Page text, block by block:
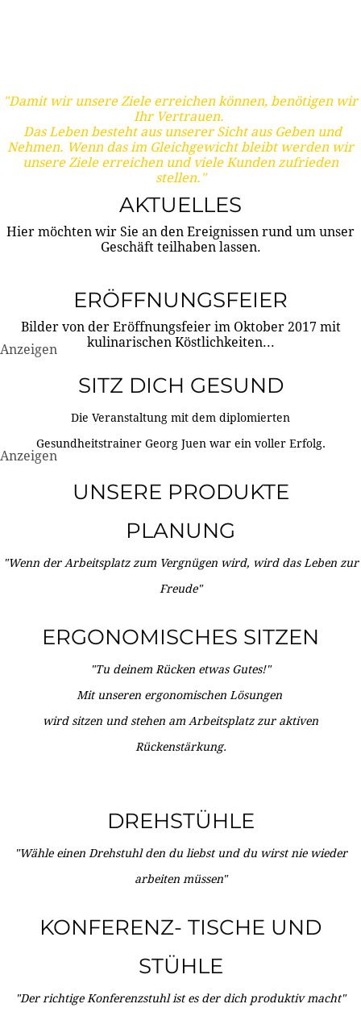
"Damit wir unsere Ziele erreichen können, benötigen wir
Ihr Vertrauen.
Das Leben besteht aus unserer Sicht aus Geben und
Nehmen. Wenn das im Gleichgewicht bleibt werden wir
unsere Ziele erreichen und viele Kunden zufrieden
stellen."
AKTUELLES
Hier möchten wir Sie an den Ereignissen rund um unser
Geschäft teilhaben lassen.
ERÖFFNUNGSFEIER
Bilder von der Eröffnungsfeier im Oktober 2017 mit
kulinarischen Köstlichkeiten...
Anzeigen
SITZ DICH GESUND
Die Veranstaltung mit dem diplomierten
Gesundheitstrainer Georg Juen war ein voller Erfolg.
Anzeigen
UNSERE PRODUKTE
PLANUNG
"Wenn der Arbeitsplatz zum Vergnügen wird, wird das Leben zur
Freude"
ERGONOMISCHES SITZEN
"Tu deinem Rücken etwas Gutes!"
Mit unseren ergonomischen Lösungen
wird sitzen und stehen am Arbeitsplatz zur aktiven
Rückenstärkung.
DREHSTÜHLE
"Wähle einen Drehstuhl den du liebst und du wirst nie wieder
arbeiten müssen"
KONFERENZ- TISCHE UND
STÜHLE
"Der richtige Konferenzstuhl ist es der dich produktiv macht"